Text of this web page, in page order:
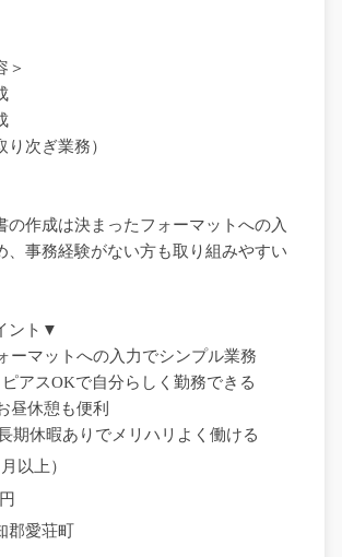
＞
り次ぎ業務）
の作成は決まったフォーマットへの入
、事務経験がない方も取り組みやすい
ント▼
ーマットへの入力でシンプル業務
アスOKで自分らしく勤務できる
昼休憩も便利
期休暇ありでメリハリよく働ける
以上）
郡愛荘町